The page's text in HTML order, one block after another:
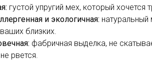
густой упругий мех, который хочется
и экологичная: натуральный
близких.
фабричная выделка, не
рвется.